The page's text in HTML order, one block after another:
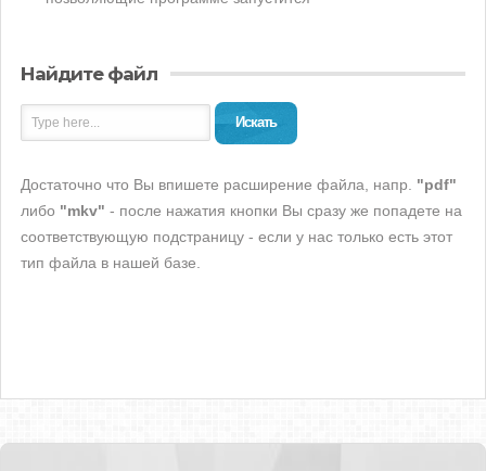
Найдите файл
Искать
Достаточно что Вы впишете расширение файла, напр. "pdf"
либо "mkv" - после нажатия кнопки Вы сразу же попадете на
соответствующую подстраницу - если у нас только есть этот
тип файла в нашей базе.